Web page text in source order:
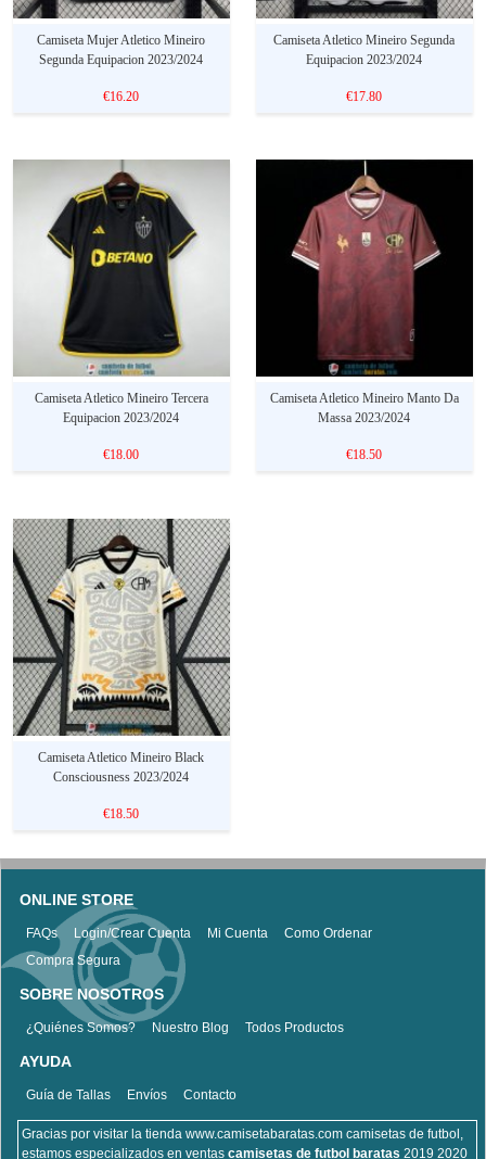
Camiseta Mujer Atletico Mineiro
Segunda Equipacion 2023/2024
€16.20
Camiseta Atletico Mineiro Segunda
Equipacion 2023/2024
€17.80
Camiseta Atletico Mineiro Tercera
Equipacion 2023/2024
€18.00
Camiseta Atletico Mineiro Manto Da
Massa 2023/2024
€18.50
Camiseta Atletico Mineiro Black
Consciousness 2023/2024
€18.50
ONLINE STORE
FAQs Login/Crear Cuenta Mi Cuenta
Como Ordenar
Compra Segura
SOBRE NOSOTROS
¿Quiénes Somos? Nuestro Blog Todos Productos
AYUDA
Guía de Tallas Envíos Contacto
Gracias por visitar la tienda www.camisetabaratas.com camisetas de futbol,
estamos especializados en ventas camisetas de futbol baratas 2019 2020